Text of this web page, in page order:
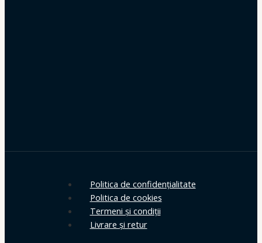
Politica de confidențialitate
Politica de cookies
Termeni și condiții
Livrare și retur